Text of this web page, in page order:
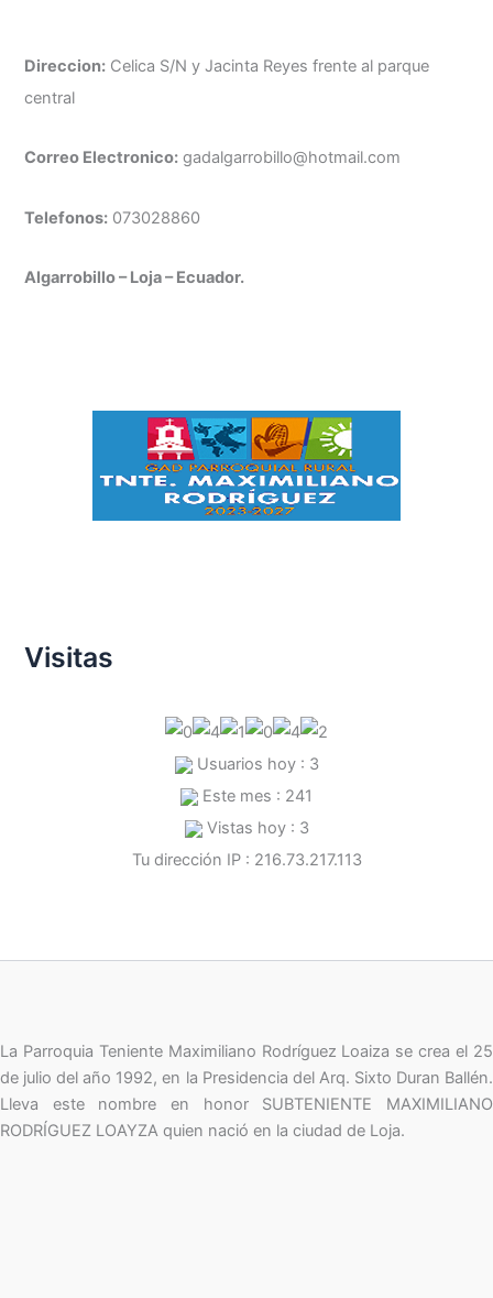
Direccion: Celica S/N y Jacinta Reyes frente al parque
central
Correo Electronico: gadalgarrobillo@hotmail.com
Telefonos: 073028860
Algarrobillo – Loja – Ecuador.
Visitas
Usuarios hoy : 3
Este mes : 241
Vistas hoy : 3
Tu dirección IP : 216.73.217.113
La Parroquia Teniente Maximiliano Rodríguez Loaiza se crea el 25
de julio del año 1992, en la Presidencia del Arq. Sixto Duran Ballén.
Lleva este nombre en honor SUBTENIENTE MAXIMILIANO
RODRÍGUEZ LOAYZA quien nació en la ciudad de Loja.